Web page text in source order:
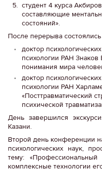
студент 4 курса
составляющие
состояний».
После перерыва
доктор
психологии РАН Знаков
понимания мира
доктор
психологии РАН
«Посттравматический
психической
День завершился
Казани.
Второй день конференции
психологических наук,
тему:
комплексные технологии